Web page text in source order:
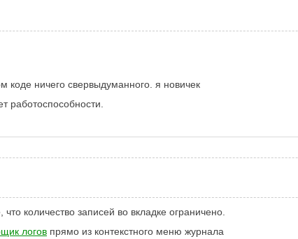
коде ничего свервыдуманного. я новичек
работоспособности.
количество записей во вкладке ограничено.
логов прямо из контекстного меню журнала